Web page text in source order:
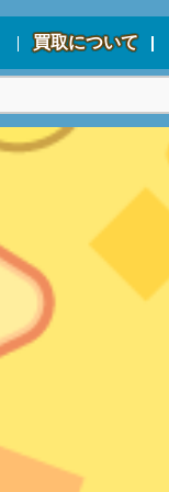
買取について